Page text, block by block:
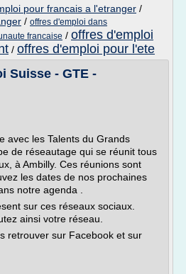
pour francais a l'etranger /
/ offres d'emploi dans
francaise / offres d'emploi
/ offres d'emploi pour l'ete
Suisse - GTE -
avec les Talents du Grands
de réseautage qui se réunit tous
à Ambilly. Ces réunions sont
les dates de nos prochaines
notre agenda .
sur ces réseaux sociaux.
ainsi votre réseau.
retrouver sur Facebook et sur